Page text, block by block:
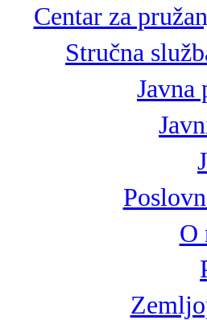
Centar za
Stručna
Javna
O